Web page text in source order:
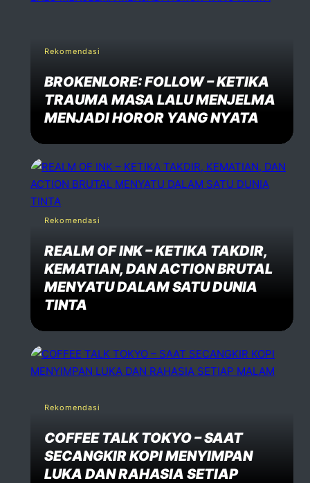
Rekomendasi
BROKENLORE: FOLLOW – KETIKA
TRAUMA MASA LALU MENJELMA
MENJADI HOROR YANG NYATA
Rekomendasi
REALM OF INK – KETIKA TAKDIR,
KEMATIAN, DAN ACTION BRUTAL
MENYATU DALAM SATU DUNIA
TINTA
Rekomendasi
COFFEE TALK TOKYO – SAAT
SECANGKIR KOPI MENYIMPAN
LUKA DAN RAHASIA SETIAP